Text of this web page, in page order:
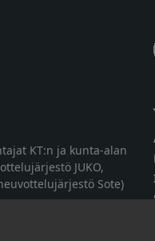
KT:n ja kunta-alan
JUKO,
Sote)